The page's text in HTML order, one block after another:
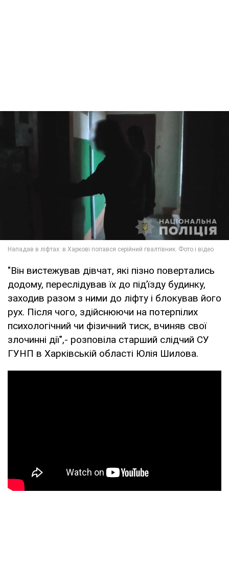
"Він вистежував дівчат, які пізно повертались
додому, переслідував їх до під’їзду будинку,
заходив разом з ними до ліфту і блокував його
рух. Після чого, здійснюючи на потерпілих
психологічний чи фізичний тиск, вчиняв свої
злочинні дії",- розповіла старший слідчий СУ
ГУНП в Харківській області Юлія Шилова.